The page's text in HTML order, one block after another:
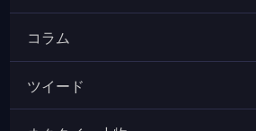
コラム
ツイード